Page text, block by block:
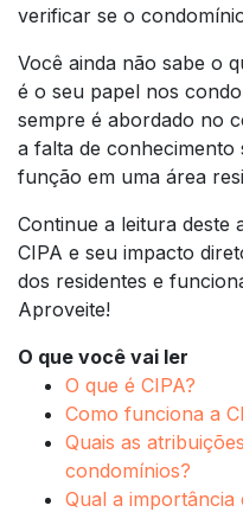
verificar se o
Você ainda não sabe o
é o seu papel nos
sempre é abordado no
a falta de
função em uma área
Continue a leitura deste
CIPA e seu impacto
dos residentes e
Aproveite!
O que você vai ler
O que é CIPA?
Como funciona a
Quais as
condomínios?
Qual a importância